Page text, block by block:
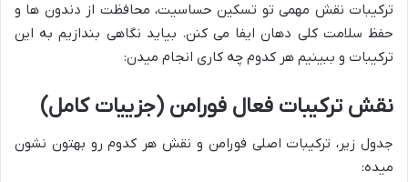
ترکیبات نقش مهمی تو تسکین حساسیت، محافظت از دندون ها و
حفظ سلامت کلی دهان ایفا می کنن. بیاید نگاهی بندازیم به این
ترکیبات و ببینیم هر کدوم چه کاری انجام میدن:
نقش ترکیبات فعال فورامن (جزییات کامل)
جدول زیر، ترکیبات اصلی فورامن و نقش هر کدوم رو بهتون نشون
میده: